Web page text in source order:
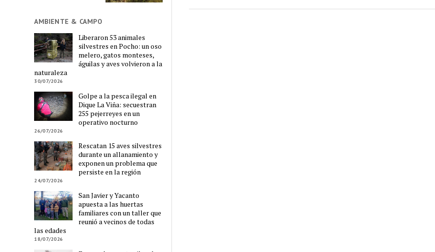
AMBIENTE & CAMPO
Liberaron 53 animales
silvestres en Pocho: un oso
melero, gatos monteses,
águilas y aves volvieron a la
naturaleza
30/07/2026
Golpe a la pesca ilegal en
Dique La Viña: secuestran
255 pejerreyes en un
operativo nocturno
26/07/2026
Rescatan 15 aves silvestres
durante un allanamiento y
exponen un problema que
persiste en la región
24/07/2026
San Javier y Yacanto
apuesta a las huertas
familiares con un taller que
reunió a vecinos de todas
las edades
18/07/2026